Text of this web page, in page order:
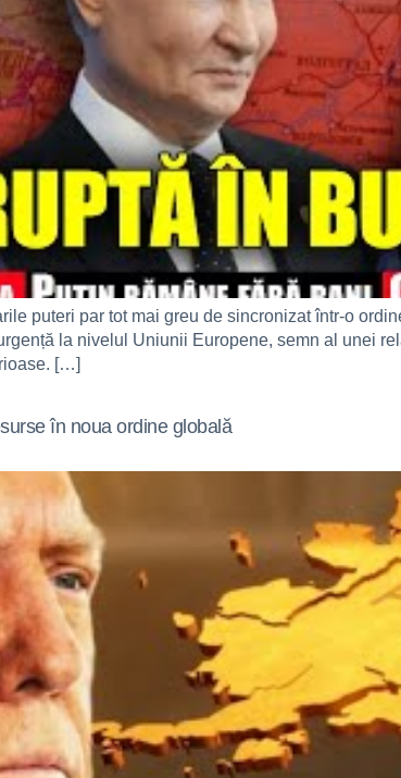
puteri par tot mai greu de sincronizat într-o
la nivelul Uniunii Europene, semn al unei
[…]
în noua ordine globală